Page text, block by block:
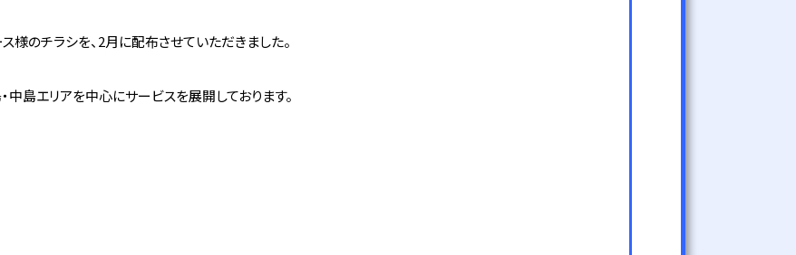
様のチラシを、2月に配布させていただきました。
島エリアを中心にサービスを展開しております。